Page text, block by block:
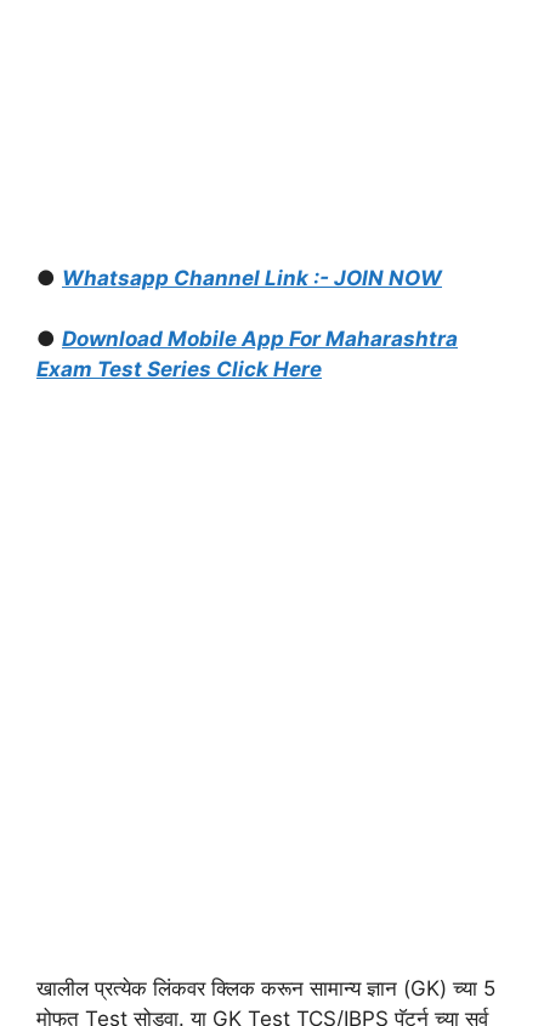
● Whatsapp Channel Link :- JOIN NOW
● Download Mobile App For Maharashtra
Exam Test Series Click Here
खालील प्रत्येक लिंकवर क्लिक करून सामान्य ज्ञान (GK) च्या 5
मोफत Test सोडवा. या GK Test TCS/IBPS पॅटर्न च्या सर्व